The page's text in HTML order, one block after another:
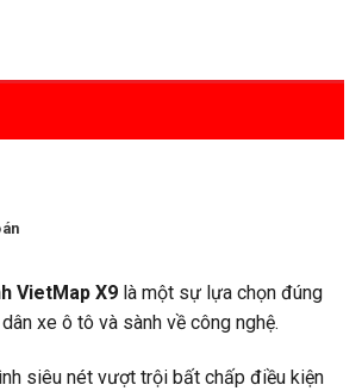
VietMap X9 là một sự lựa chọn đúng
xe ô tô và sành về công nghệ.
siêu nét vượt trội bất chấp điều kiện